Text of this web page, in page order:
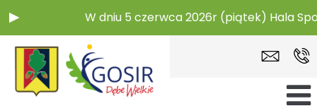
W dniu 5 czerwca 2026r (piątek) Hala